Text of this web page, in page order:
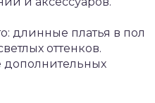
длинные платья в пол
оттенков.
дополнительных